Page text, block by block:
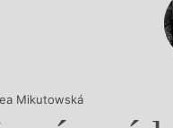
Mikutowská